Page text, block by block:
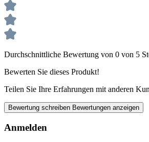
Durchschnittliche Bewertung von 0 von 5
Bewerten Sie dieses Produkt!
Teilen Sie Ihre Erfahrungen mit anderen
Bewertung schreiben Bewertungen anzeigen
Anmelden